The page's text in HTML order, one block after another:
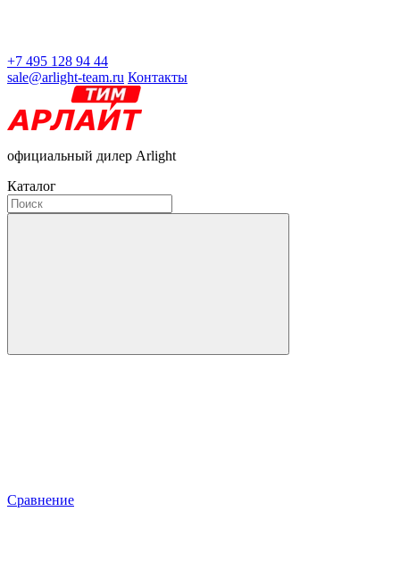
+7 495 128 94 44
sale@arlight-team.ru Контакты
официальный дилер Arlight
Каталог
Сравнение